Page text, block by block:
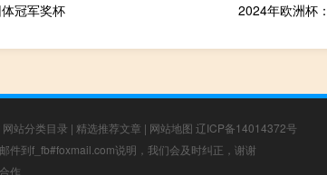
冠军奖杯
2024年欧洲杯
网站分类目录 | 精选推荐文章 | 网站地图 辽ICP备14014372号
件到f_fb#foxmail.com说明，我们会及时纠正，谢谢
作